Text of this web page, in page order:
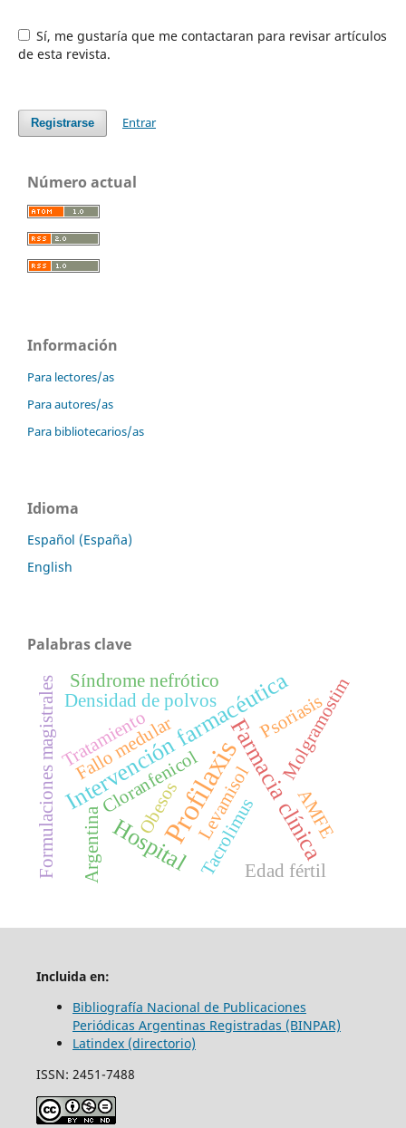
Sí, me gustaría que me contactaran para revisar artículos
de esta revista.
Registrarse Entrar
Número actual
Información
Para lectores/as
Para autores/as
Para bibliotecarios/as
Idioma
Español (España)
English
Palabras clave
Profilaxis
Hospital Farmacia clínica
Intervención farmacéutica
Formulaciones magistrales Densidad de polvos
Cloranfenicol
Argentina
Fallo medular Molgramostim
Tratamiento
Levamisol
Síndrome nefrótico
Tacrolimus
Psoriasis
Obesos
Edad fértil
AMFE
Incluida en:
Bibliografía Nacional de Publicaciones
Periódicas Argentinas Registradas (BINPAR)
Latindex (directorio)
ISSN: 2451-7488